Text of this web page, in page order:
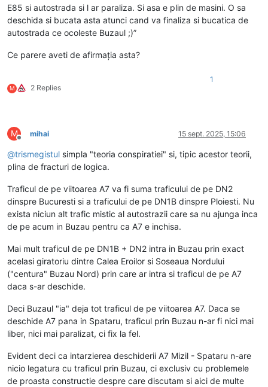
E85 si autostrada si l ar paraliza. Si asa e plin de masini. O sa
deschida si bucata asta atunci cand va finaliza si bucatica de
autostrada ce ocoleste Buzaul ;)”
Ce parere aveti de afirmația asta?
M 2 Replies
1
M
Deconectat
mihai 15 sept. 2025, 15:06
@trismegistul simpla "teoria conspiratiei" si, tipic acestor teorii,
plina de fracturi de logica.
Traficul de pe viitoarea A7 va fi suma traficului de pe DN2
dinspre Bucuresti si a traficului de pe DN1B dinspre Ploiesti. Nu
exista niciun alt trafic mistic al autostrazii care sa nu ajunga inca
de pe acum in Buzau pentru ca A7 e inchisa.
Mai mult traficul de pe DN1B + DN2 intra in Buzau prin exact
acelasi giratoriu dintre Calea Eroilor si Soseaua Nordului
("centura" Buzau Nord) prin care ar intra si traficul de pe A7
daca s-ar deschide.
Deci Buzaul "ia" deja tot traficul de pe viitoarea A7. Daca se
deschide A7 pana in Spataru, traficul prin Buzau n-ar fi nici mai
liber, nici mai paralizat, ci fix la fel.
Evident deci ca intarzierea deschiderii A7 Mizil - Spataru n-are
nicio legatura cu traficul prin Buzau, ci exclusiv cu problemele
de proasta constructie despre care discutam si aici de multe